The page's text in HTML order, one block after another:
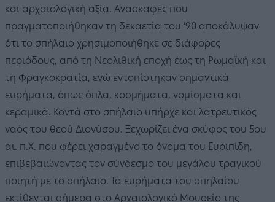
και αρχαιολογική αξία. Ανασκαφές που
πραγματοποιήθηκαν τη δεκαετία του ’90 αποκάλυψαν
ότι το σπήλαιο χρησιμοποιήθηκε σε διάφορες
περιόδους, από τη Νεολιθική εποχή έως τη Ρωμαϊκή και
τη Φραγκοκρατία, ενώ εντοπίστηκαν σημαντικά
ευρήματα, όπως όπλα, κοσμήματα, νομίσματα και
κεραμικά. Κοντά στο σπήλαιο υπήρχε και λατρευτικός
ναός του θεού Διονύσου. Ξεχωρίζει ένα σκύφος του 5ου
αι. π.Χ. που φέρει χαραγμένο το όνομα του Ευριπίδη,
επιβεβαιώνοντας τον σύνδεσμο του μεγάλου τραγικού
ποιητή με το σπήλαιο. Τα ευρήματα του σπηλαίου
εκτίθενται σήμερα στο Αρχαιολογικό Μουσείο της